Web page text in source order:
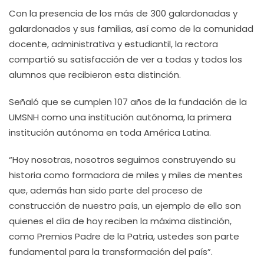
Con la presencia de los más de 300 galardonadas y
galardonados y sus familias, así como de la comunidad
docente, administrativa y estudiantil, la rectora
compartió su satisfacción de ver a todas y todos los
alumnos que recibieron esta distinción.
Señaló que se cumplen 107 años de la fundación de la
UMSNH como una institución autónoma, la primera
institución autónoma en toda América Latina.
“Hoy nosotras, nosotros seguimos construyendo su
historia como formadora de miles y miles de mentes
que, además han sido parte del proceso de
construcción de nuestro país, un ejemplo de ello son
quienes el día de hoy reciben la máxima distinción,
como Premios Padre de la Patria, ustedes son parte
fundamental para la transformación del país”.